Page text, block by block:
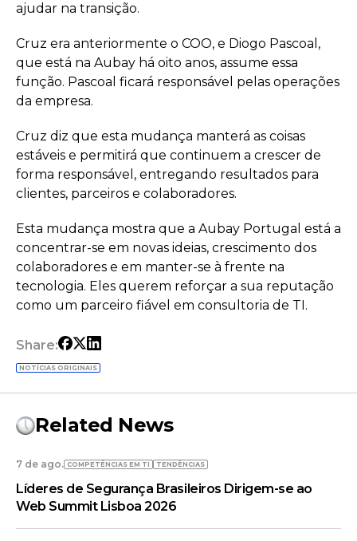
ajudar na transição.
Cruz era anteriormente o COO, e Diogo Pascoal,
que está na Aubay há oito anos, assume essa
função. Pascoal ficará responsável pelas operações
da empresa.
Cruz diz que esta mudança manterá as coisas
estáveis e permitirá que continuem a crescer de
forma responsável, entregando resultados para
clientes, parceiros e colaboradores.
Esta mudança mostra que a Aubay Portugal está a
concentrar-se em novas ideias, crescimento dos
colaboradores e em manter-se à frente na
tecnologia. Eles querem reforçar a sua reputação
como um parceiro fiável em consultoria de TI.
Share:
NOTÍCIAS ORIGINAIS
Related News
7 de ago. COMPETÊNCIAS EM TI TENDÊNCIAS
Líderes de Segurança Brasileiros Dirigem-se ao
Web Summit Lisboa 2026